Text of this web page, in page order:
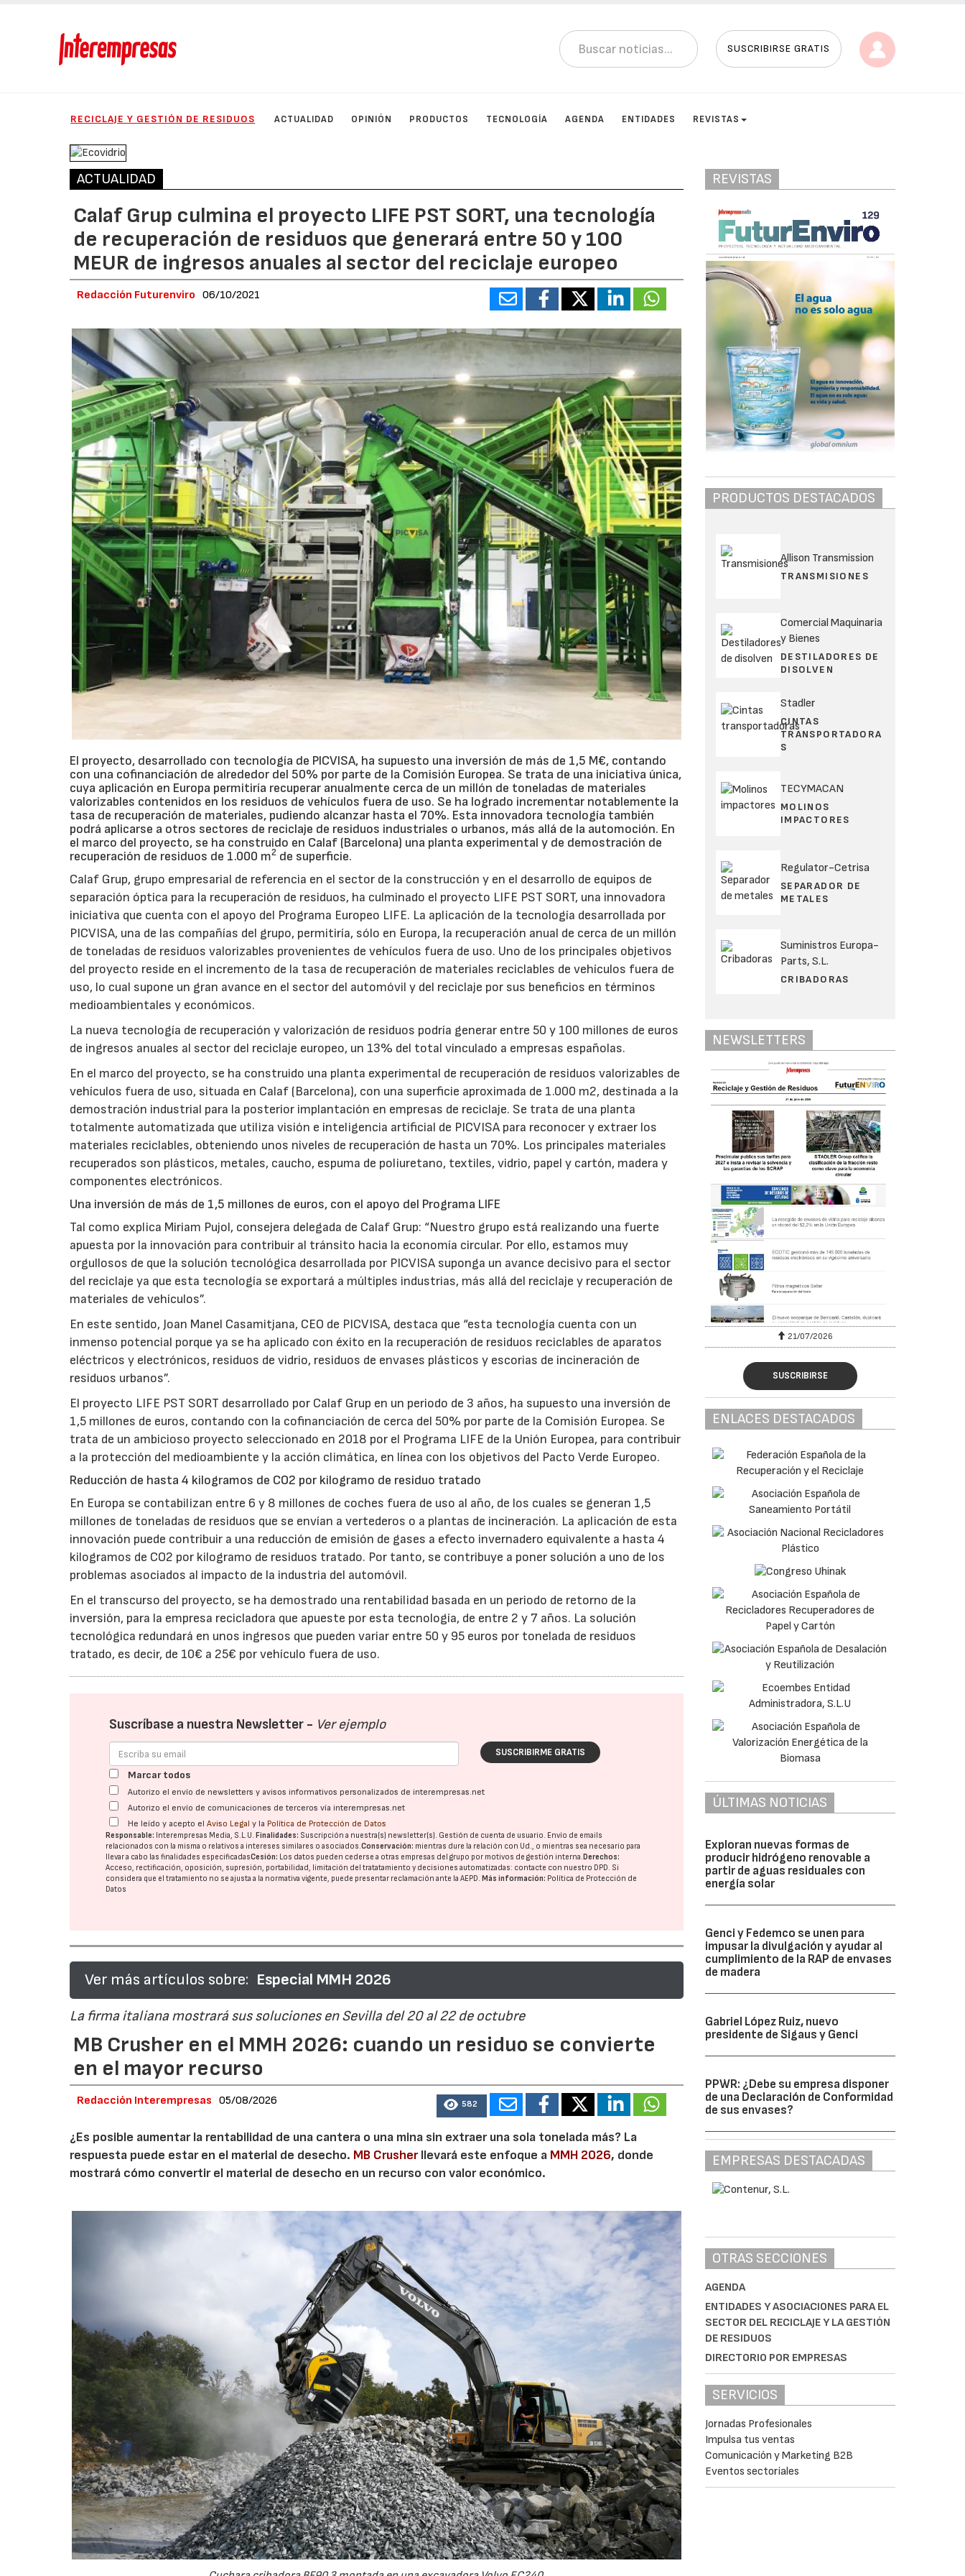
SUSCRIBIRSE GRATIS
RECICLAJE Y GESTIÓN DE RESIDUOS ACTUALIDAD OPINIÓN PRODUCTOS TECNOLOGÍA AGENDA ENTIDADES REVISTAS
ACTUALIDAD
Calaf Grup culmina el proyecto LIFE PST SORT, una tecnología
de recuperación de residuos que generará entre 50 y 100
MEUR de ingresos anuales al sector del reciclaje europeo
Redacción Futurenviro 06/10/2021
El proyecto, desarrollado con tecnología de PICVISA, ha supuesto una inversión de más de 1,5 M€, contando
con una cofinanciación de alrededor del 50% por parte de la Comisión Europea. Se trata de una iniciativa única,
cuya aplicación en Europa permitiría recuperar anualmente cerca de un millón de toneladas de materiales
valorizables contenidos en los residuos de vehículos fuera de uso. Se ha logrado incrementar notablemente la
tasa de recuperación de materiales, pudiendo alcanzar hasta el 70%. Esta innovadora tecnología también
podrá aplicarse a otros sectores de reciclaje de residuos industriales o urbanos, más allá de la automoción. En
el marco del proyecto, se ha construido en Calaf (Barcelona) una planta experimental y de demostración de
recuperación de residuos de 1.000 m2 de superficie.
Calaf Grup, grupo empresarial de referencia en el sector de la construcción y en el desarrollo de equipos de
separación óptica para la recuperación de residuos, ha culminado el proyecto LIFE PST SORT, una innovadora
iniciativa que cuenta con el apoyo del Programa Europeo LIFE. La aplicación de la tecnología desarrollada por
PICVISA, una de las compañías del grupo, permitiría, sólo en Europa, la recuperación anual de cerca de un millón
de toneladas de residuos valorizables provenientes de vehículos fuera de uso. Uno de los principales objetivos
del proyecto reside en el incremento de la tasa de recuperación de materiales reciclables de vehículos fuera de
uso, lo cual supone un gran avance en el sector del automóvil y del reciclaje por sus beneficios en términos
medioambientales y económicos.
La nueva tecnología de recuperación y valorización de residuos podría generar entre 50 y 100 millones de euros
de ingresos anuales al sector del reciclaje europeo, un 13% del total vinculado a empresas españolas.
En el marco del proyecto, se ha construido una planta experimental de recuperación de residuos valorizables de
vehículos fuera de uso, situada en Calaf (Barcelona), con una superficie aproximada de 1.000 m2, destinada a la
demostración industrial para la posterior implantación en empresas de reciclaje. Se trata de una planta
totalmente automatizada que utiliza visión e inteligencia artificial de PICVISA para reconocer y extraer los
materiales reciclables, obteniendo unos niveles de recuperación de hasta un 70%. Los principales materiales
recuperados son plásticos, metales, caucho, espuma de poliuretano, textiles, vidrio, papel y cartón, madera y
componentes electrónicos.
Una inversión de más de 1,5 millones de euros, con el apoyo del Programa LIFE
Tal como explica Miriam Pujol, consejera delegada de Calaf Grup: “Nuestro grupo está realizando una fuerte
apuesta por la innovación para contribuir al tránsito hacia la economía circular. Por ello, estamos muy
orgullosos de que la solución tecnológica desarrollada por PICVISA suponga un avance decisivo para el sector
del reciclaje ya que esta tecnología se exportará a múltiples industrias, más allá del reciclaje y recuperación de
materiales de vehículos”.
En este sentido, Joan Manel Casamitjana, CEO de PICVISA, destaca que “esta tecnología cuenta con un
inmenso potencial porque ya se ha aplicado con éxito en la recuperación de residuos reciclables de aparatos
eléctricos y electrónicos, residuos de vidrio, residuos de envases plásticos y escorias de incineración de
residuos urbanos”.
El proyecto LIFE PST SORT desarrollado por Calaf Grup en un periodo de 3 años, ha supuesto una inversión de
1,5 millones de euros, contando con la cofinanciación de cerca del 50% por parte de la Comisión Europea. Se
trata de un ambicioso proyecto seleccionado en 2018 por el Programa LIFE de la Unión Europea, para contribuir
a la protección del medioambiente y la acción climática, en línea con los objetivos del Pacto Verde Europeo.
Reducción de hasta 4 kilogramos de CO2 por kilogramo de residuo tratado
En Europa se contabilizan entre 6 y 8 millones de coches fuera de uso al año, de los cuales se generan 1,5
millones de toneladas de residuos que se envían a vertederos o a plantas de incineración. La aplicación de esta
innovación puede contribuir a una reducción de emisión de gases a efecto invernadero equivalente a hasta 4
kilogramos de CO2 por kilogramo de residuos tratado. Por tanto, se contribuye a poner solución a uno de los
problemas asociados al impacto de la industria del automóvil.
En el transcurso del proyecto, se ha demostrado una rentabilidad basada en un periodo de retorno de la
inversión, para la empresa recicladora que apueste por esta tecnología, de entre 2 y 7 años. La solución
tecnológica redundará en unos ingresos que pueden variar entre 50 y 95 euros por tonelada de residuos
tratado, es decir, de 10€ a 25€ por vehículo fuera de uso.
Suscríbase a nuestra Newsletter - Ver ejemplo
SUSCRIBIRME GRATIS
Marcar todos
Autorizo el envío de newsletters y avisos informativos personalizados de interempresas.net
Autorizo el envío de comunicaciones de terceros vía interempresas.net
He leído y acepto elAviso Legal y la Política de Protección de Datos
Responsable: Interempresas Media, S.L.U. Finalidades: Suscripción a nuestra(s) newsletter(s). Gestión de cuenta de usuario. Envío de emails
relacionados con la misma o relativos a intereses similares o asociados.Conservación: mientras dure la relación con Ud., o mientras sea necesario para
llevar a cabo las finalidades especificadasCesión: Los datos pueden cederse a otras empresas del grupo por motivos de gestión interna. Derechos:
Acceso, rectificación, oposición, supresión, portabilidad, limitación del tratatamiento y decisiones automatizadas: contacte con nuestro DPD. Si
considera que el tratamiento no se ajusta a la normativa vigente, puede presentar reclamación ante laAEPD. Más información: Política de Protección de
Datos
Ver más artículos sobre: Especial MMH 2026
La firma italiana mostrará sus soluciones en Sevilla del 20 al 22 de octubre
MB Crusher en el MMH 2026: cuando un residuo se convierte
en el mayor recurso
Redacción Interempresas 05/08/2026 582
¿Es posible aumentar la rentabilidad de una cantera o una mina sin extraer una sola tonelada más? La
respuesta puede estar en el material de desecho. MB Crusherllevará este enfoque a MMH 2026, donde
mostrará cómo convertir el material de desecho en un recurso con valor económico.
REVISTAS
PRODUCTOS DESTACADOS
Allison Transmission
TRANSMISIONES
Comercial Maquinaria
y Bienes
DESTILADORES DE
DISOLVEN
Stadler
CINTAS
TRANSPORTADORA
S
TECYMACAN
MOLINOS
IMPACTORES
Regulator-Cetrisa
SEPARADOR DE
METALES
Suministros Europa-
Parts, S.L.
CRIBADORAS
NEWSLETTERS
21/07/2026 28/07/2026 21/07/2026
SUSCRIBIRSE
ENLACES DESTACADOS
ÚLTIMAS NOTICIAS
Exploran nuevas formas de
producir hidrógeno renovable a
partir de aguas residuales con
energía solar
Genci y Fedemco se unen para
impusar la divulgación y ayudar al
cumplimiento de la RAP de envases
de madera
Gabriel López Ruiz, nuevo
presidente de Sigaus y Genci
PPWR: ¿Debe su empresa disponer
de una Declaración de Conformidad
de sus envases?
EMPRESAS DESTACADAS
OTRAS SECCIONES
AGENDA
ENTIDADES Y ASOCIACIONES PARA EL
SECTOR DEL RECICLAJE Y LA GESTIÓN
DE RESIDUOS
DIRECTORIO POR EMPRESAS
SERVICIOS
Jornadas Profesionales
Impulsa tus ventas
Comunicación y Marketing B2B
Eventos sectoriales